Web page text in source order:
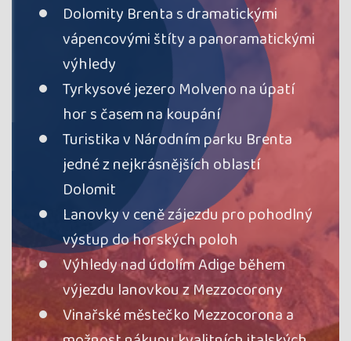
Dolomity Brenta s dramatickými
vápencovými štíty a panoramatickými
výhledy
​Tyrkysové jezero Molveno na úpatí
hor s časem na koupání
Turistika v Národním parku Brenta
jedné z nejkrásnějších oblastí
Dolomit
Lanovky v ceně zájezdu pro pohodlný
výstup do horských poloh
Výhledy nad údolím Adige během
výjezdu lanovkou z Mezzocorony
Vinařské městečko Mezzocorona a